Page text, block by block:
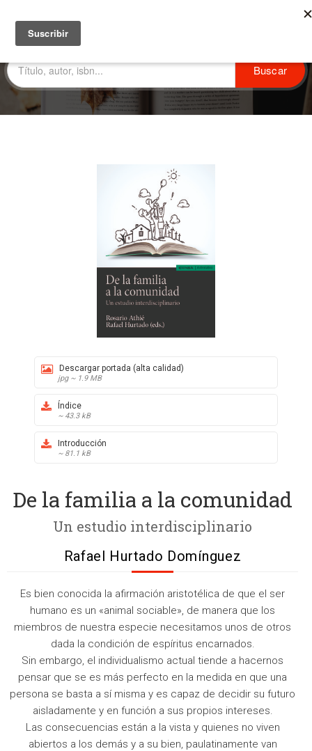
Descargar portada (alta calidad)
jpg ~ 1.9 MB
Índice
~ 43.3 kB
Introducción
~ 81.1 kB
De la familia a la comunidad
Un estudio interdisciplinario
Rafael Hurtado Domínguez
Es bien conocida la afirmación aristotélica de que el ser
humano es un «animal sociable», de manera que los
miembros de nuestra especie necesitamos unos de otros
dada la condición de espíritus encarnados.
Sin embargo, el individualismo actual tiende a hacernos
pensar que se es más perfecto en la medida en que una
persona se basta a sí misma y es capaz de decidir su futuro
aisladamente y en función a sus propios intereses.
Las consecuencias están a la vista y quienes no viven
abiertos a los demás y a su bien, paulatinamente van